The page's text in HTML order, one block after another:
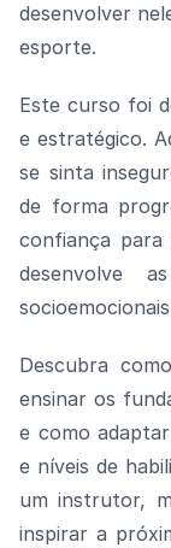
desenvolver
esporte.
Este curso foi
e estratégico.
se sinta
de forma
confiança para
desenvolve
Descubra
ensinar os
e como
e níveis de
um instrutor,
inspirar a